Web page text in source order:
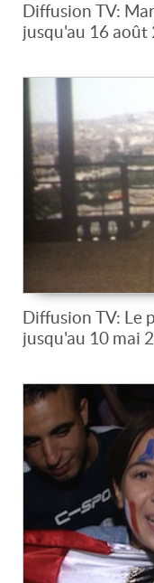
Diffusion TV:
jusqu'au 16
Diffusion TV: Le
jusqu'au 10 mai